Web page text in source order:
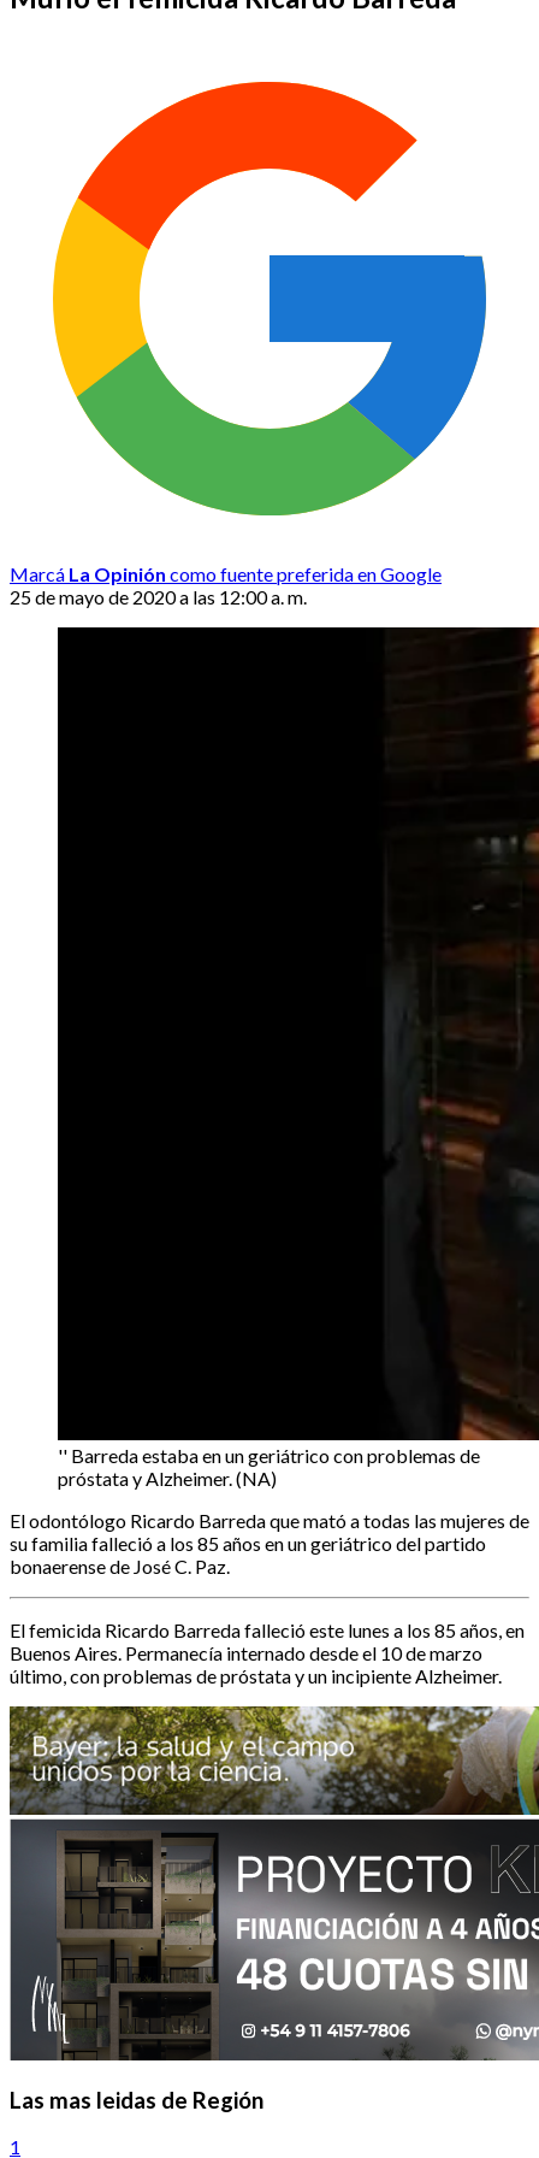
Marcá La Opinión como fuente preferida en Google
25 de mayo de 2020 a las 12:00 a. m.
'' Barreda estaba en un geriátrico con problemas de
próstata y Alzheimer. (NA)
El odontólogo Ricardo Barreda que mató a todas las mujeres de
su familia falleció a los 85 años en un geriátrico del partido
bonaerense de José C. Paz.
El femicida Ricardo Barreda falleció este lunes a los 85 años, en
Buenos Aires. Permanecía internado desde el 10 de marzo
último, con problemas de próstata y un incipiente Alzheimer.
Las mas leidas de Región
1